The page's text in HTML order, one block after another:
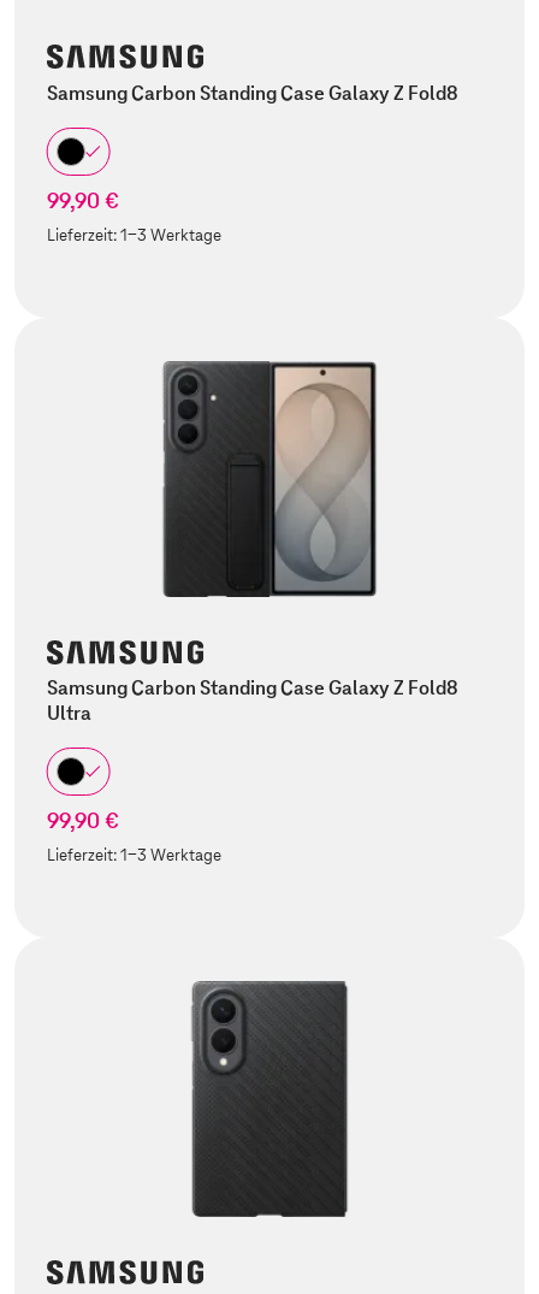
Samsung Carbon Standing Case Galaxy Z Fold8
99,90 €
Lieferzeit:1-3 Werktage
Samsung Carbon Standing Case Galaxy Z Fold8
Ultra
99,90 €
Lieferzeit:1-3 Werktage